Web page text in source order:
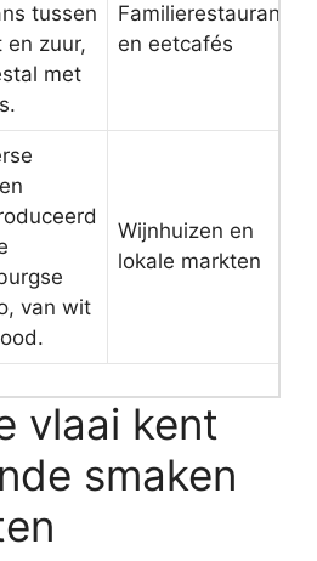
tussen
en zuur,
met
Familierestaurants
en eetcafés
van wit
Wijnhuizen en
lokale markten
vlaai kent
smaken